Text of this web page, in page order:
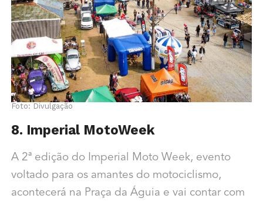
Foto: Divulgação
8. Imperial MotoWeek
A 2ª edição do Imperial Moto Week, evento
voltado para os amantes do motociclismo,
acontecerá na Praça da Águia e vai contar com